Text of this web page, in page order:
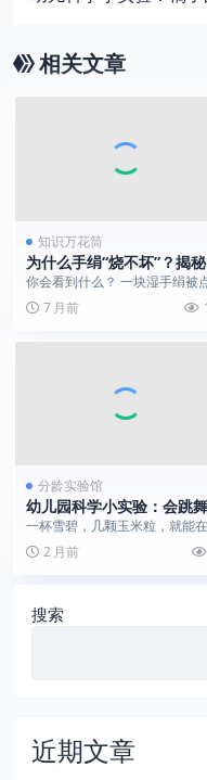
相关文章
知识万花筒
为什么手绢“烧不坏”？揭秘
“水火相容”的科学原理
你会看到什么？ 一块湿手绢被
后，火焰在手绢上跳舞，但火焰
灭后——手绢完好无...
7 月前
分龄实验馆
幼儿园科学小实验：会跳
玉米粒｜浮力与气泡趣味演
一杯雪碧，几颗玉米粒，就能
玩一场超有趣的 “玉米粒舞蹈”！
个实验材料简单、...
2 月前
搜索
近期文章